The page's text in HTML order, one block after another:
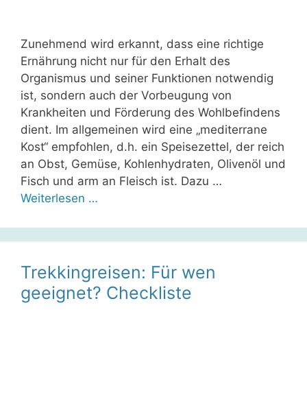
Zunehmend wird erkannt, dass eine richtige
Ernährung nicht nur für den Erhalt des
Organismus und seiner Funktionen notwendig
ist, sondern auch der Vorbeugung von
Krankheiten und Förderung des Wohlbefindens
dient. Im allgemeinen wird eine „mediterrane
Kost“ empfohlen, d.h. ein Speisezettel, der reich
an Obst, Gemüse, Kohlenhydraten, Olivenöl und
Fisch und arm an Fleisch ist. Dazu …
Weiterlesen …
Trekkingreisen: Für wen
geeignet? Checkliste